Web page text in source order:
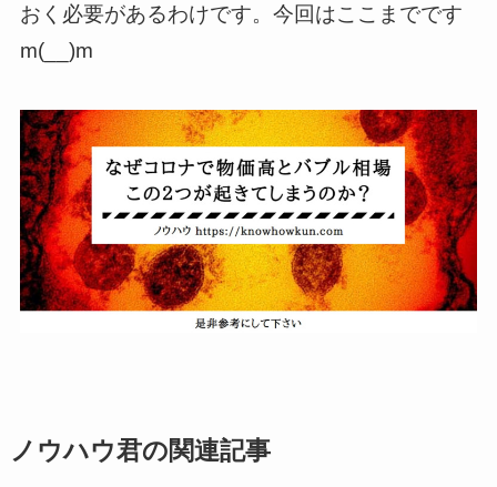
おく必要があるわけです。今回はここまでです
m(__)m
ノウハウ君の関連記事